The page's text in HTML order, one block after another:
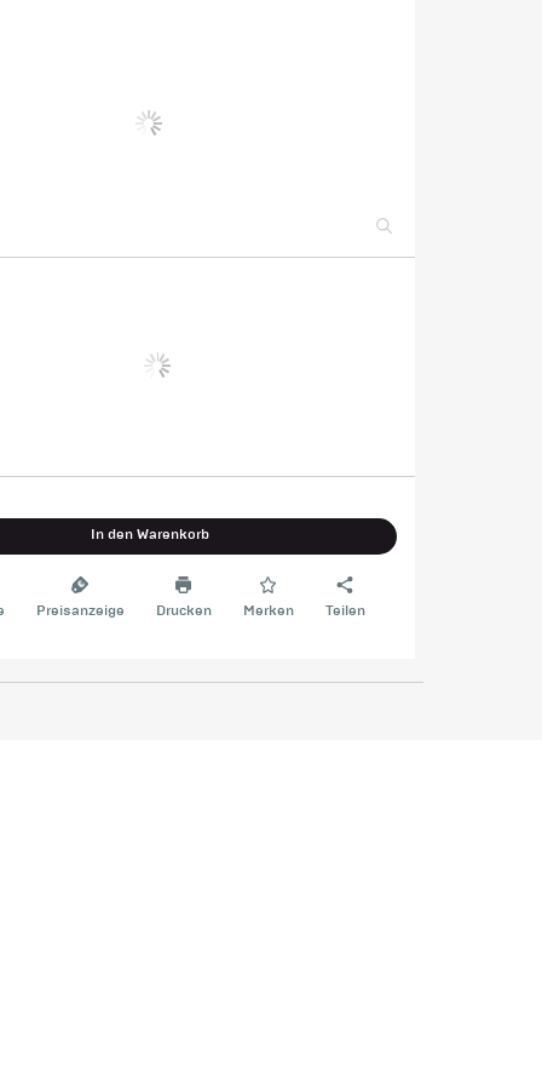
In den Warenkorb
Preisanzeige Drucken Merken Teilen